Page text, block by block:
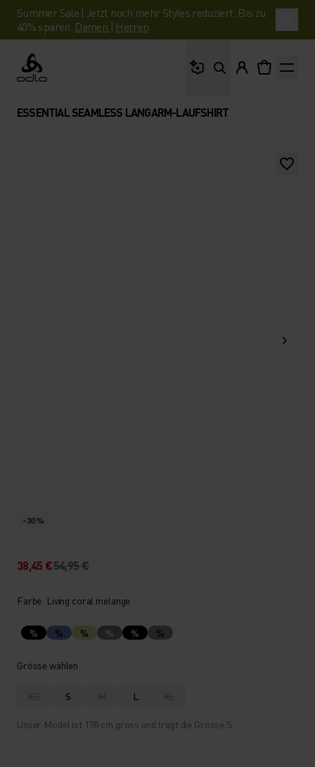
Summer Sale | Jetzt noch mehr Styles reduziert. Bis zu
40% sparen. Damen | Herren
Odlo
ESSENTIAL SEAMLESS LANGARM-LAUFSHIRT
-30 %
38,45 €54,95 €
Farbe: Living coral melange
% % % % % %
Grösse wählen
XS S M L XL
Unser Model ist 178 cm gross und trägt die Grösse S.